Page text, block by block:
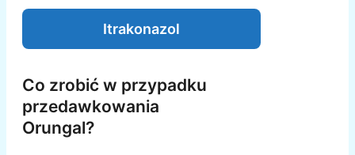
Itrakonazol
Co zrobić w przypadku
przedawkowania
Orungal?